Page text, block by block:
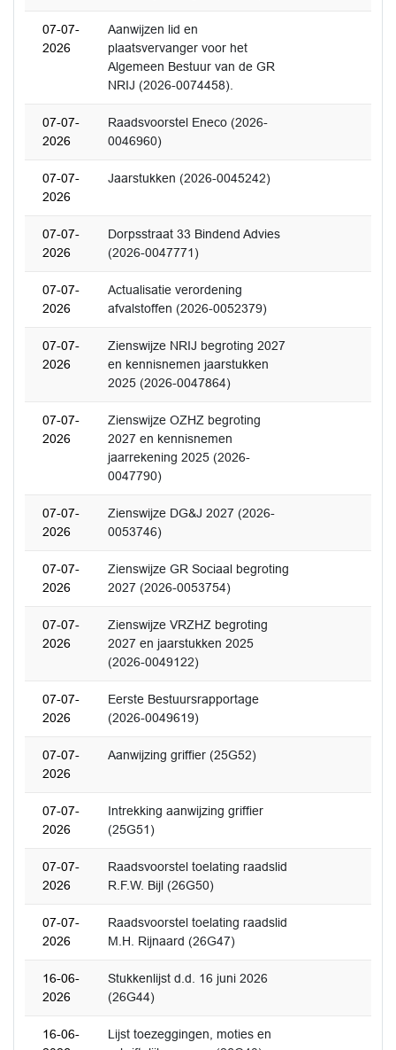
07-07-
2026
Aanwijzen lid en
plaatsvervanger voor het
Algemeen Bestuur van de GR
NRIJ (2026-0074458).
07-07-
2026
Raadsvoorstel Eneco (2026-
0046960)
07-07-
2026
Jaarstukken (2026-0045242)
07-07-
2026
Dorpsstraat 33 Bindend Advies
(2026-0047771)
07-07-
2026
Actualisatie verordening
afvalstoffen (2026-0052379)
07-07-
2026
Zienswijze NRIJ begroting 2027
en kennisnemen jaarstukken
2025 (2026-0047864)
07-07-
2026
Zienswijze OZHZ begroting
2027 en kennisnemen
jaarrekening 2025 (2026-
0047790)
07-07-
2026
Zienswijze DG&J 2027 (2026-
0053746)
07-07-
2026
Zienswijze GR Sociaal begroting
2027 (2026-0053754)
07-07-
2026
Zienswijze VRZHZ begroting
2027 en jaarstukken 2025
(2026-0049122)
07-07-
2026
Eerste Bestuursrapportage
(2026-0049619)
07-07-
2026
Aanwijzing griffier (25G52)
07-07-
2026
Intrekking aanwijzing griffier
(25G51)
07-07-
2026
Raadsvoorstel toelating raadslid
R.F.W. Bijl (26G50)
07-07-
2026
Raadsvoorstel toelating raadslid
M.H. Rijnaard (26G47)
16-06-
2026
Stukkenlijst d.d. 16 juni 2026
(26G44)
16-06-
Lijst toezeggingen, moties en